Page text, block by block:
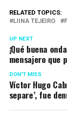
RELATED TOPICS:
LIINA TEJEIRO
UP NEXT
¡Qué buena
mensajero que
DON'T MISS
Víctor Hugo
separe’, fue